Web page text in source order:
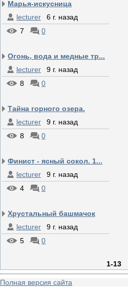
Марья-искусница
lecturer
6 г. назад
7
0
Огонь, вода и медные тр...
lecturer
9 г. назад
8
0
Тайна горного озера.
lecturer
9 г. назад
8
0
Финист - ясный сокол. 1...
lecturer
9 г. назад
4
0
Хрустальный башмачок
lecturer
9 г. назад
5
0
1-13
Полная версия сайта